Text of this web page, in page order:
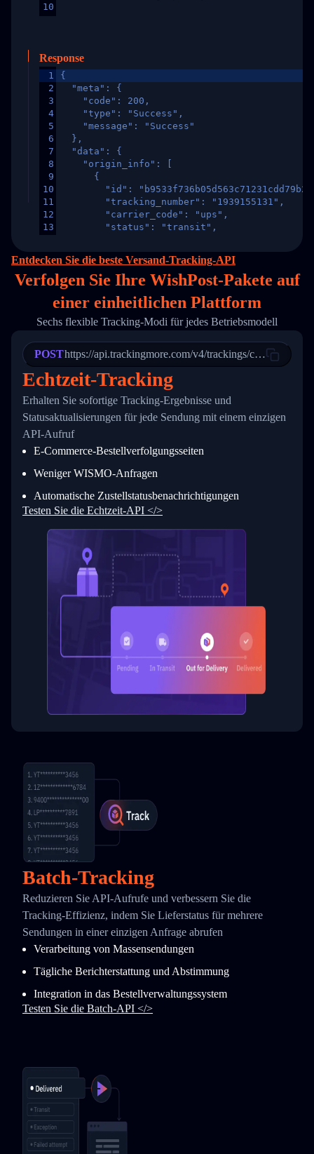
10
Response
1
2
3
4
5
6
7
8
9
10
11
12
13
16
17
19
20
21
22
23
24
25
27
28
29
31
32
33
34
{
  "meta": {
    "code": 200,
    "type": "Success",
    "message": "Success"
  },
  "data": {
    "origin_info": [
      {
"id":
        "tracking_number": "1939155131",
        "carrier_code": "ups",
        "status": "transit",
        "itemTimeLength": 2,
        "weblink": "",
        "phone": null,
        "trackinfo": [
          {
            "Date": "2017-03-08 04: 22: 00",
"StatusDescription": "Departed
"Details": "Departed Facility
          },
          {
            "Date": "2017-03-06 15:28:00",
"StatusDescription": "Shipment
"Details": "BEIJING-
          }
      }
    ]
  }
}
Entdecken Sie die beste Versand-Tracking-API
Verfolgen Sie Ihre WishPost-Pakete auf
einer einheitlichen Plattform
Sechs flexible Tracking-Modi für jedes Betriebsmodell
POSThttps://api.trackingmore.com/v4/trackings/create
Echtzeit-Tracking
Erhalten Sie sofortige Tracking-Ergebnisse und
Statusaktualisierungen für jede Sendung mit einem einzigen
API-Aufruf
E-Commerce-Bestellverfolgungsseiten
Weniger WISMO-Anfragen
Automatische Zustellstatusbenachrichtigungen
Testen Sie die Echtzeit-API </>
Batch-Tracking
Reduzieren Sie API-Aufrufe und verbessern Sie die
Tracking-Effizienz, indem Sie Lieferstatus für mehrere
Sendungen in einer einzigen Anfrage abrufen
Verarbeitung von Massensendungen
Tägliche Berichterstattung und Abstimmung
Integration in das Bestellverwaltungssystem
Testen Sie die Batch-API </>